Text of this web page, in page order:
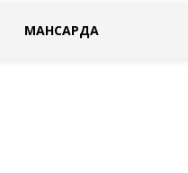
МАНСАРДА